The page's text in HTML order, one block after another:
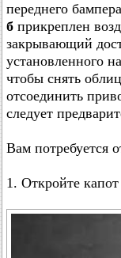
переднего
б прикреплен
закрывающий
установленного
чтобы снять
отсоединить
следует
Вам потребуется
1. Откройте